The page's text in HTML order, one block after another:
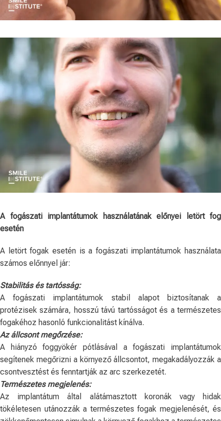
A fogászati ​​implantátumok használatának előnyei letört fog
esetén
A letört fogak esetén is a fogászati ​​implantátumok használata
számos előnnyel jár:
Stabilitás és tartósság:
A fogászati ​​implantátumok stabil alapot biztosítanak a
protézisek számára, hosszú távú tartósságot és a természetes
fogakéhoz hasonló funkcionalitást kínálva.
Az állcsont megőrzése:
A hiányzó foggyökér pótlásával a fogászati ​​implantátumok
segítenek megőrizni a környező állcsontot, megakadályozzák a
csontvesztést és fenntartják az arc szerkezetét.
Természetes megjelenés:
Az implantátum által alátámasztott koronák vagy hidak
tökéletesen utánozzák a természetes fogak megjelenését, és